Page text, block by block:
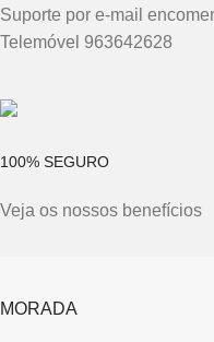
Suporte por e-mail
Telemóvel 963642628
100% SEGURO
Veja os nossos benefícios
MORADA